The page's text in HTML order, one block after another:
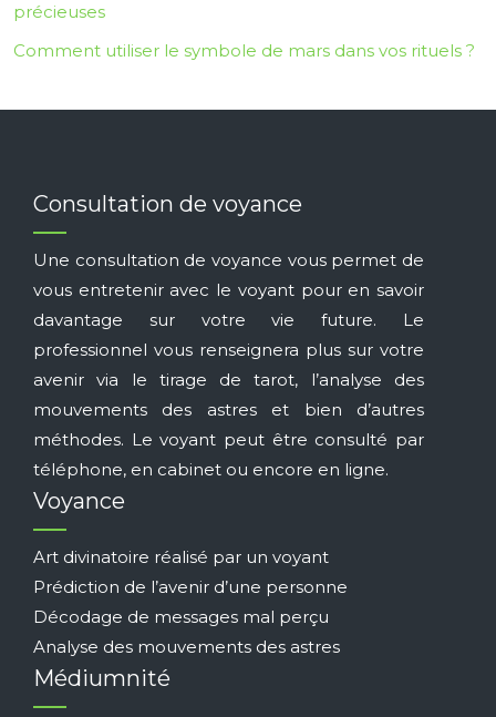
précieuses
Comment utiliser le symbole de mars dans vos rituels ?
Consultation de voyance
Une consultation de voyance vous permet de
vous entretenir avec le voyant pour en savoir
davantage sur votre vie future. Le
professionnel vous renseignera plus sur votre
avenir via le tirage de tarot, l’analyse des
mouvements des astres et bien d’autres
méthodes. Le voyant peut être consulté par
téléphone, en cabinet ou encore en ligne.
Voyance
Art divinatoire réalisé par un voyant
Prédiction de l’avenir d’une personne
Décodage de messages mal perçu
Analyse des mouvements des astres
Médiumnité